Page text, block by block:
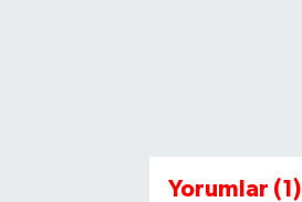
Yorumlar (1)